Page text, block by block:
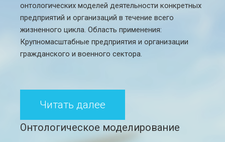
онтологических моделей деятельности конкретных
предприятий и организаций в течение всего
жизненного цикла. Область применения:
Крупномасштабные предприятия и организации
гражданского и военного сектора.
Читать далее
Онтологическое моделирование